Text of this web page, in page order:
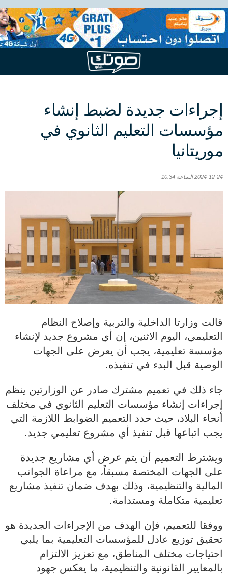
إجراءات جديدة لضبط إنشاء
مؤسسات التعليم الثانوي في
موريتانيا
2024-12-24 الساعة 10:34
قالت وزارتا الداخلية والتربية وإصلاح النظام
التعليمي، اليوم الاثنين، إن أي مشروع جديد لإنشاء
مؤسسة تعليمية، يجب أن يعرض على الجهات
الوصية قبل البدء في تنفيذه.
جاء ذلك في تعميم مشترك صادر عن الوزارتين ينظم
إجراءات إنشاء مؤسسات التعليم الثانوي في مختلف
أنحاء البلاد، حيث حدد التعميم الضوابط اللازمة التي
يجب اتباعها قبل تنفيذ أي مشروع تعليمي جديد.
ويشترط التعميم أن يتم عرض أي مشاريع جديدة
على الجهات المختصة مسبقاً، مع مراعاة الجوانب
المالية والتنظيمية، وذلك بهدف ضمان تنفيذ مشاريع
تعليمية متكاملة ومستدامة.
ووفقا للتعميم، فإن الهدف من الإجراءات الجديدة هو
تحقيق توزيع عادل للمؤسسات التعليمية بما يلبي
احتياجات مختلف المناطق، مع تعزيز الالتزام
بالمعايير القانونية والتنظيمية، ما يعكس جهود